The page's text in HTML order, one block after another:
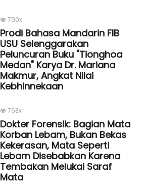
790x
Prodi Bahasa Mandarin FIB
USU Selenggarakan
Peluncuran Buku "Tionghoa
Medan" Karya Dr. Mariana
Makmur, Angkat Nilai
Kebhinnekaan
763x
Dokter Forensik: Bagian Mata
Korban Lebam, Bukan Bekas
Kekerasan, Mata Seperti
Lebam Disebabkan Karena
Tembakan Melukai Saraf
Mata